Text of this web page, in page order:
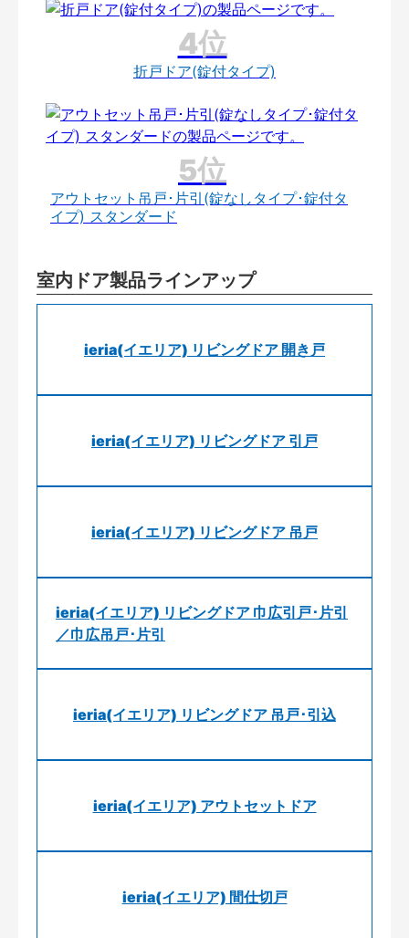
折戸ドア(錠付タイプ)
アウトセット吊戸･片引(錠なしタイプ･錠付タ
イプ) スタンダード
室内ドア製品ラインアップ
ieria(イエリア) リビングドア 開き戸
ieria(イエリア) リビングドア 引戸
ieria(イエリア) リビングドア 吊戸
ieria(イエリア) リビングドア 巾広引戸･片引
／巾広吊戸･片引
ieria(イエリア) リビングドア 吊戸･引込
ieria(イエリア) アウトセットドア
ieria(イエリア) 間仕切戸